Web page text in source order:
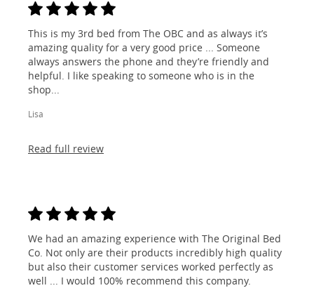
This is my 3rd bed from The OBC and as always it’s
amazing quality for a very good price ... Someone
always answers the phone and they’re friendly and
helpful. I like speaking to someone who is in the
shop...
Lisa
Read full review
We had an amazing experience with The Original Bed
Co. Not only are their products incredibly high quality
but also their customer services worked perfectly as
well ... I would 100% recommend this company.